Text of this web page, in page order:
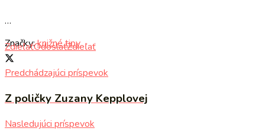
…
Značky:knižné tipy
ZdieľaťOdoslaťZdieľať
Predchádzajúci príspevok
Z poličky Zuzany Kepplovej
Nasledujúci príspevok